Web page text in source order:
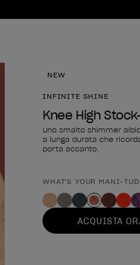
NEW
INFINITE SHINE
Knee High
Uno smalto shimmer
a lunga durata che
porta accanto.
Forma del
WHAT'S YOUR MANI-
ACQUISTA